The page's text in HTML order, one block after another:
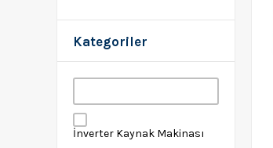
Kategoriler
İnverter Kaynak Makinası